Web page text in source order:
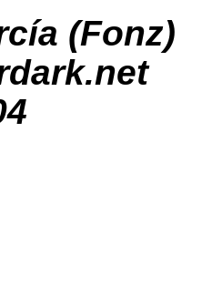
(Fonz)